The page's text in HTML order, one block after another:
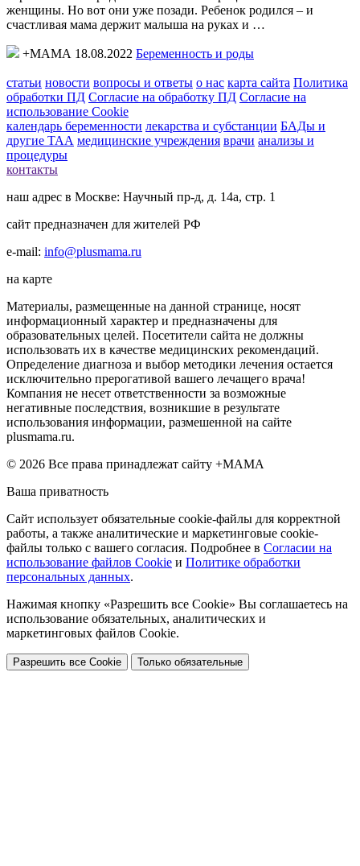
женщины. Но вот они уже позади. Ребенок родился – и
счастливая мама держит малыша на руках и …
+МАМА 18.08.2022 Беременность и роды
статьи новости вопросы и ответы о нас карта сайта Политика
обработки ПД Согласие на обработку ПД Согласие на
использование Cookie
календарь беременности лекарства и субстанции БАДы и
другие ТАА медицинские учреждения врачи анализы и
процедуры
контакты
наш адрес в Москве: Научный пр-д, д. 14а, стр. 1
сайт предназначен для жителей РФ
e-mail: info@plusmama.ru
на карте
Материалы, размещенные на данной странице, носят
информационный характер и предназначены для
образовательных целей. Посетители сайта не должны
использовать их в качестве медицинских рекомендаций.
Определение диагноза и выбор методики лечения остается
исключительно прерогативой вашего лечащего врача!
Компания не несет ответственности за возможные
негативные последствия, возникшие в результате
использования информации, размешенной на сайте
plusmama.ru.
© 2026 Все права принадлежат сайту +МАМА
Ваша приватность
Сайт использует обязательные cookie-файлы для корректной
работы, а также аналитические и маркетинговые cookie-
файлы только с вашего согласия. Подробнее в Согласии на
использование файлов Cookie и Политике обработки
персональных данных.
Нажимая кнопку «Разрешить все Cookie» Вы соглашаетесь на
использование обязательных, аналитических и
маркетинговых файлов Cookie.
Разрешить все Cookie Только обязательные